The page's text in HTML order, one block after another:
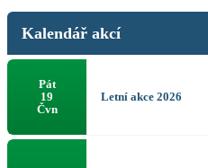
Kalendář akcí
Pát
19
Čvn
Letní akce 2026